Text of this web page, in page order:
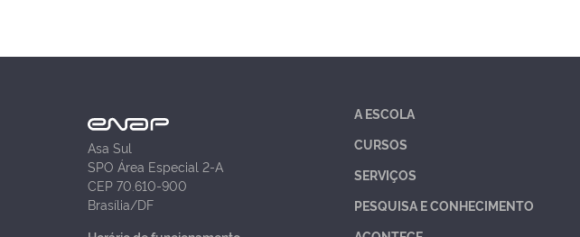
Asa Sul
SPO Área Especial 2-A
CEP 70.610-900
Brasília/DF
A ESCOLA
CURSOS
SERVIÇOS
PESQUISA E CONHECIMENTO